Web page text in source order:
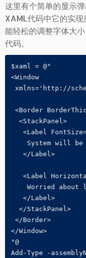
这里有个简单的显示
XAML代码中它的实
能轻松的调整字体大
代码。
$xaml = @"
<Window
xmlns='http://
<Border
  <StackPanel>
<Label
System will be
   </Label>
<Label
Worried about
   </Label>
  </StackPanel>
</Border>
</Window>
"@
Add-Type -